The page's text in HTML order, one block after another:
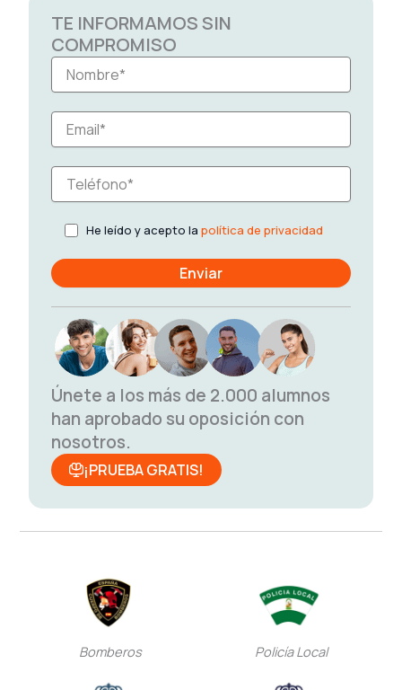
TE INFORMAMOS SIN
COMPROMISO
He leído y acepto la política de privacidad
Únete a los más de 2.000 alumnos
han aprobado su oposición con
nosotros.
¡PRUEBA GRATIS!
Bomberos Policía Local